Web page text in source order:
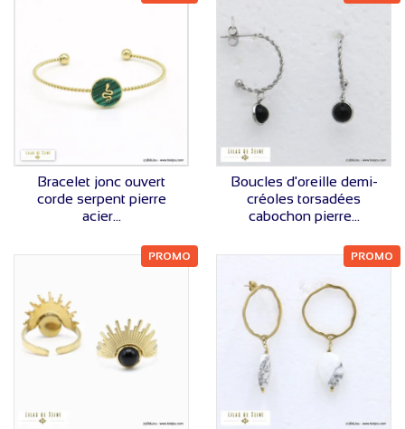
VOIR LE PRIX
Bracelet jonc ouvert
corde serpent pierre
acier...
VOIR LE PRIX
Boucles d'oreille demi-
créoles torsadées
cabochon pierre...
PROMO PROMO